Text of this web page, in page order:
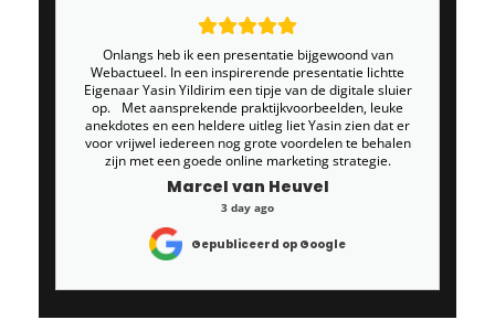
Onlangs heb ik een presentatie bijgewoond van
Webactueel. In een inspirerende presentatie lichtte
Eigenaar Yasin Yildirim een tipje van de digitale sluier
op. Met aansprekende praktijkvoorbeelden, leuke
anekdotes en een heldere uitleg liet Yasin zien dat er
voor vrijwel iedereen nog grote voordelen te behalen
zijn met een goede online marketing strategie.
Marcel van Heuvel
3 day ago
Gepubliceerd op Google